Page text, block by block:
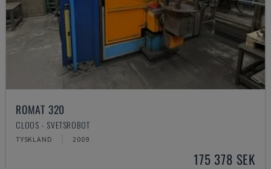
ROMAT 320
CLOOS - SVETSROBOT
TYSKLAND 2009
175 378 SEK